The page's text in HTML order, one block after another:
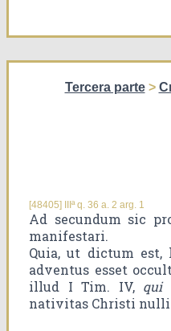
Tercera parte>
[48405] IIIª q. 36 a. 2 arg. 1
Ad secundum sic
manifestari.
Quia, ut dictum est,
adventus esset
illud I Tim. IV, qui
nativitas Christi